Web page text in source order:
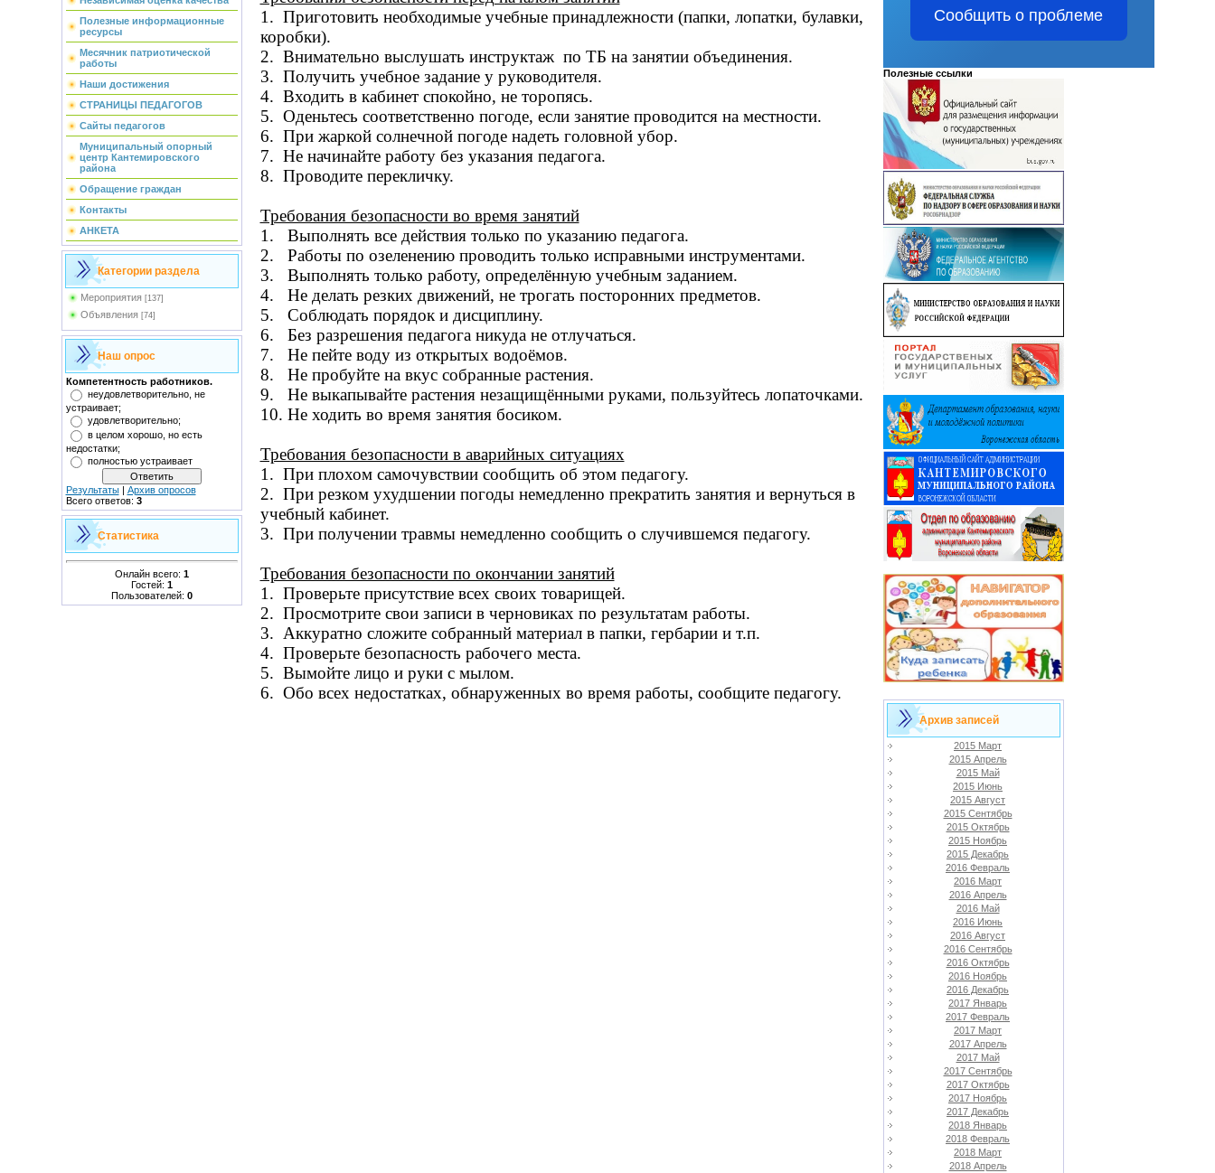
Полезные информационные
ресурсы
Месячник патриотической
работы
Наши достижения
СТРАНИЦЫ ПЕДАГОГОВ
Сайты педагогов
Муниципальный опорный
центр Кантемировского
района
Обращение граждан
Контакты
АНКЕТА
Категории раздела
Мероприятия [137]
Объявления [74]
Наш опрос
Компетентность работников.
неудовлетворительно, не
устраивает;
удовлетворительно;
в целом хорошо, но есть
недостатки;
полностью устраивает
Результаты| Архив опросов
Всего ответов: 3
Статистика
Онлайн всего: 1
Гостей: 1
Пользователей: 0
1. Приготовить необходимые учебные принадлежности (папки, лопатки, булавки,
коробки).
2. Внимательно выслушать инструктаж по ТБ на занятии объединения.
3. Получить учебное задание у руководителя.
4. Входить в кабинет спокойно, не торопясь.
5. Оденьтесь соответственно погоде, если занятие проводится на местности.
6. При жаркой солнечной погоде надеть головной убор.
7. Не начинайте работу без указания педагога.
8. Проводите перекличку.
Требования безопасности во время занятий
1. Выполнять все действия только по указанию педагога.
2. Работы по озеленению проводить только исправными инструментами.
3. Выполнять только работу, определённую учебным заданием.
4. Не делать резких движений, не трогать посторонних предметов.
5. Соблюдать порядок и дисциплину.
6. Без разрешения педагога никуда не отлучаться.
7. Не пейте воду из открытых водоёмов.
8. Не пробуйте на вкус собранные растения.
9. Не выкапывайте растения незащищёнными руками, пользуйтесь лопаточками.
10. Не ходить во время занятия босиком.
Требования безопасности в аварийных ситуациях
1. При плохом самочувствии сообщить об этом педагогу.
2. При резком ухудшении погоды немедленно прекратить занятия и вернуться в
учебный кабинет.
3. При получении травмы немедленно сообщить о случившемся педагогу.
Требования безопасности по окончании занятий
1. Проверьте присутствие всех своих товарищей.
2. Просмотрите свои записи в черновиках по результатам работы.
3. Аккуратно сложите собранный материал в папки, гербарии и т.п.
4. Проверьте безопасность рабочего места.
5. Вымойте лицо и руки с мылом.
6. Обо всех недостатках, обнаруженных во время работы, сообщите педагогу.
Сообщить о проблеме
Полезные ссылки
Архив записей
2015 Март
2015 Апрель
2015 Май
2015 Июнь
2015 Август
2015 Сентябрь
2015 Октябрь
2015 Ноябрь
2015 Декабрь
2016 Февраль
2016 Март
2016 Апрель
2016 Май
2016 Июнь
2016 Август
2016 Сентябрь
2016 Октябрь
2016 Ноябрь
2016 Декабрь
2017 Январь
2017 Февраль
2017 Март
2017 Апрель
2017 Май
2017 Сентябрь
2017 Октябрь
2017 Ноябрь
2017 Декабрь
2018 Январь
2018 Февраль
2018 Март
2018 Апрель